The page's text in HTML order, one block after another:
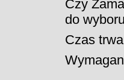
Czy
do
Czas